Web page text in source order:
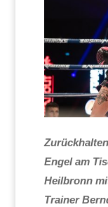
Engel am
Heilbronn
Trainer